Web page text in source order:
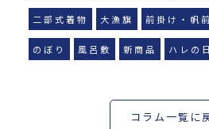
二部式着物 大漁旗 前掛け・帆
のぼり 風呂敷 新商品 ハレの
コラム一覧に